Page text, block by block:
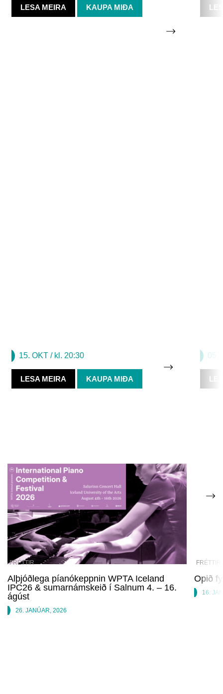
LESA MEIRA KAUPA MIÐA
15. OKT / kl. 20:30
LESA MEIRA KAUPA MIÐA
05.
FRÉTTIR
Alþjóðlega píanókeppnin WPTA Iceland
IPC26 & sumarnámskeið í Salnum 4. – 16.
ágúst
26. JANÚAR, 2026
FRÉTTIR
Opið
16.